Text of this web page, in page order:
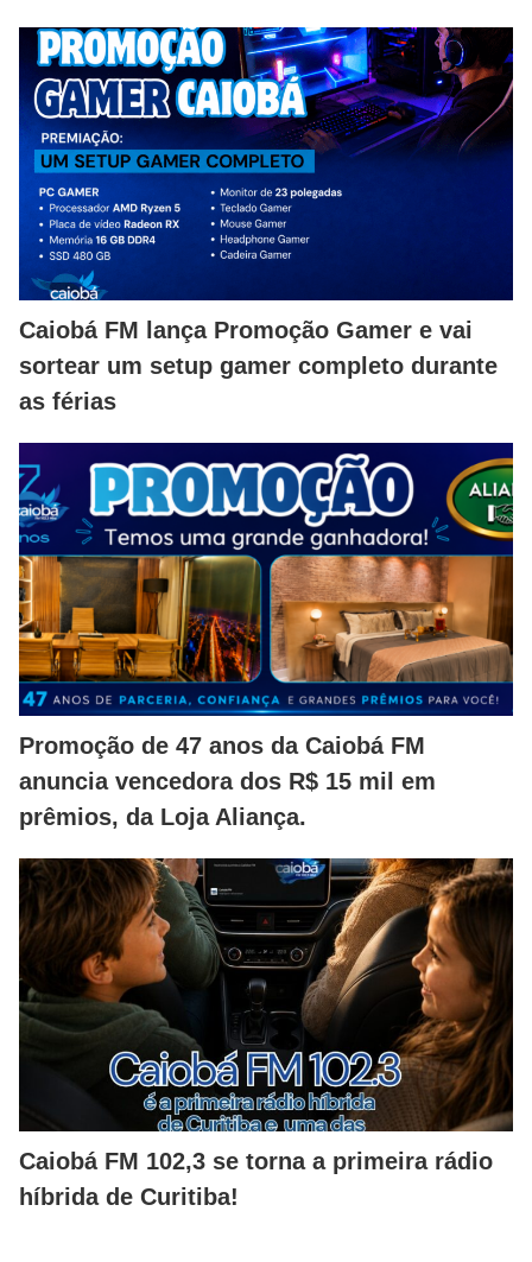
Caiobá FM lança Promoção Gamer e vai
sortear um setup gamer completo durante
as férias
Promoção de 47 anos da Caiobá FM
anuncia vencedora dos R$ 15 mil em
prêmios, da Loja Aliança.
Caiobá FM 102,3 se torna a primeira rádio
híbrida de Curitiba!